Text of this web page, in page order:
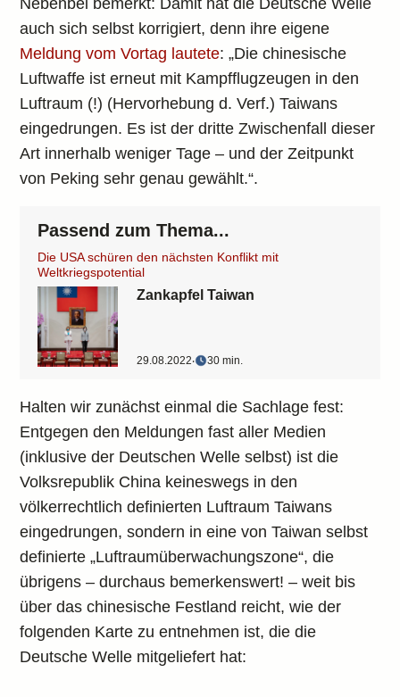
Nebenbei bemerkt: Damit hat die Deutsche Welle
auch sich selbst korrigiert, denn ihre eigene
Meldung vom Vortag lautete: „Die chinesische
Luftwaffe ist erneut mit Kampfflugzeugen in den
Luftraum (!) (Hervorhebung d. Verf.) Taiwans
eingedrungen. Es ist der dritte Zwischenfall dieser
Art innerhalb weniger Tage – und der Zeitpunkt
von Peking sehr genau gewählt.“.
Passend zum Thema...
Die USA schüren den nächsten Konflikt mit
Weltkriegspotential
Zankapfel Taiwan
29.08.2022‧ 30 min.
Halten wir zunächst einmal die Sachlage fest:
Entgegen den Meldungen fast aller Medien
(inklusive der Deutschen Welle selbst) ist die
Volksrepublik China keineswegs in den
völkerrechtlich definierten Luftraum Taiwans
eingedrungen, sondern in eine von Taiwan selbst
definierte „Luftraumüberwachungszone“, die
übrigens – durchaus bemerkenswert! – weit bis
über das chinesische Festland reicht, wie der
folgenden Karte zu entnehmen ist, die die
Deutsche Welle mitgeliefert hat: